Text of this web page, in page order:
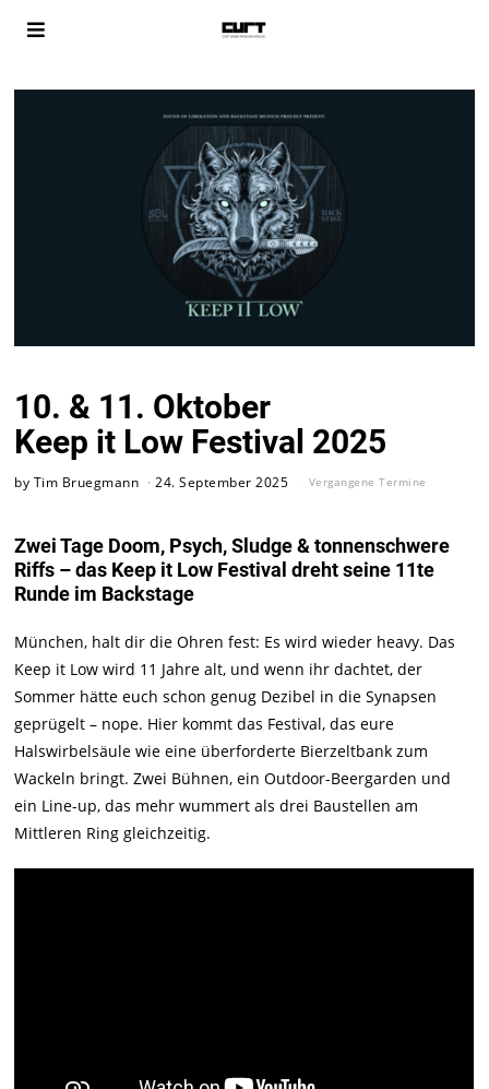
10. & 11. Oktober
Keep it Low Festival 2025
by Tim Bruegmann 24. September 2025 Vergangene Termine
Zwei Tage Doom, Psych, Sludge & tonnenschwere
Riffs – das Keep it Low Festival dreht seine 11te
Runde im Backstage
München, halt dir die Ohren fest: Es wird wieder heavy. Das
Keep it Low wird 11 Jahre alt, und wenn ihr dachtet, der
Sommer hätte euch schon genug Dezibel in die Synapsen
geprügelt – nope. Hier kommt das Festival, das eure
Halswirbelsäule wie eine überforderte Bierzeltbank zum
Wackeln bringt. Zwei Bühnen, ein Outdoor-Beergarden und
ein Line-up, das mehr wummert als drei Baustellen am
Mittleren Ring gleichzeitig.